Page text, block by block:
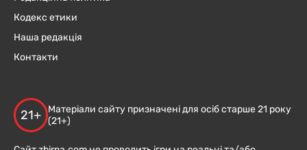
Кодекс етики
Наша редакція
Контакти
21+
Матеріали сайту призначені для осіб старше 21 року
(21+)